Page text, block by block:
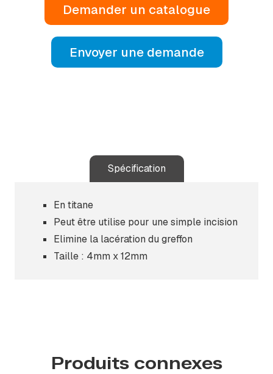
Demander un catalogue
Envoyer une demande
Spécification
En titane
Peut être utilise pour une simple incision
Elimine la lacération du greffon
Taille : 4mm x 12mm
Produits connexes